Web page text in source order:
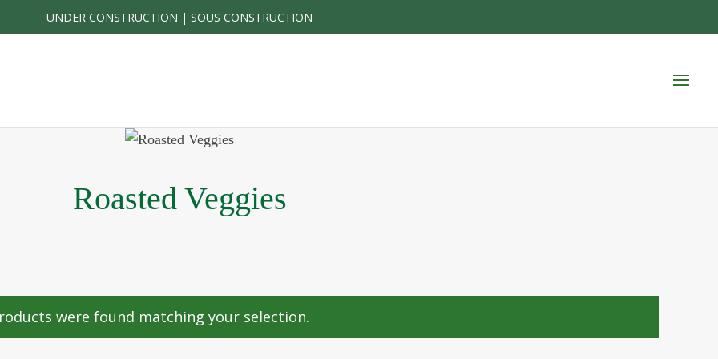
UNDER CONSTRUCTION | SOUS CONSTRUCTION
Roasted Veggies
were found matching your selection.